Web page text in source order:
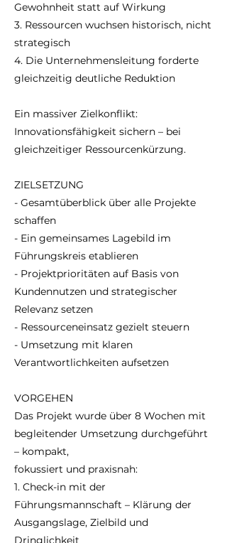
Gewohnheit statt auf Wirkung
3. Ressourcen wuchsen historisch, nicht
strategisch
4. Die Unternehmensleitung forderte
gleichzeitig deutliche Reduktion
Ein massiver Zielkonflikt:
Innovationsfähigkeit sichern – bei
gleichzeitiger Ressourcenkürzung.
ZIELSETZUNG
- Gesamtüberblick über alle Projekte
schaffen
- Ein gemeinsames Lagebild im
Führungskreis etablieren
- Projektprioritäten auf Basis von
Kundennutzen und strategischer
Relevanz setzen
- Ressourceneinsatz gezielt steuern
- Umsetzung mit klaren
Verantwortlichkeiten aufsetzen
VORGEHEN
Das Projekt wurde über 8 Wochen mit
begleitender Umsetzung durchgeführt
– kompakt,
fokussiert und praxisnah:
1. Check-in mit der
Führungsmannschaft – Klärung der
Ausgangslage, Zielbild und
Dringlichkeit